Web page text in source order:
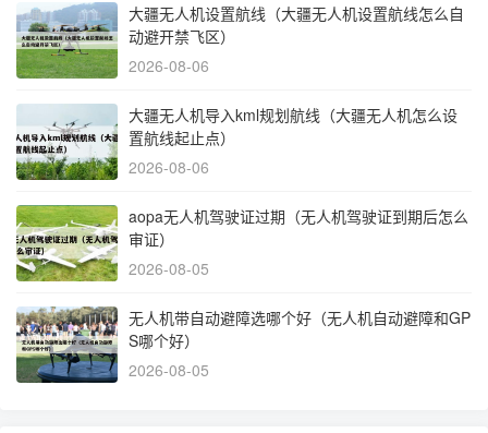
大疆无人机设置航线（大疆无人机设置航线怎么自
动避开禁飞区）
2026-08-06
大疆无人机导入kml规划航线（大疆无人机怎么设
置航线起止点）
2026-08-06
aopa无人机驾驶证过期（无人机驾驶证到期后怎么
审证）
2026-08-05
无人机带自动避障选哪个好（无人机自动避障和GP
S哪个好）
2026-08-05